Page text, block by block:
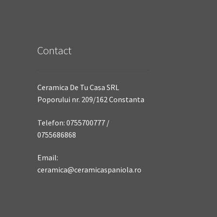
Contact
Ceramica De Tu Casa SRL
Poporului nr. 209/162 Constanta
Telefon: 0755700777 /
0755686868
Email:
ceramica@ceramicaspaniola.ro